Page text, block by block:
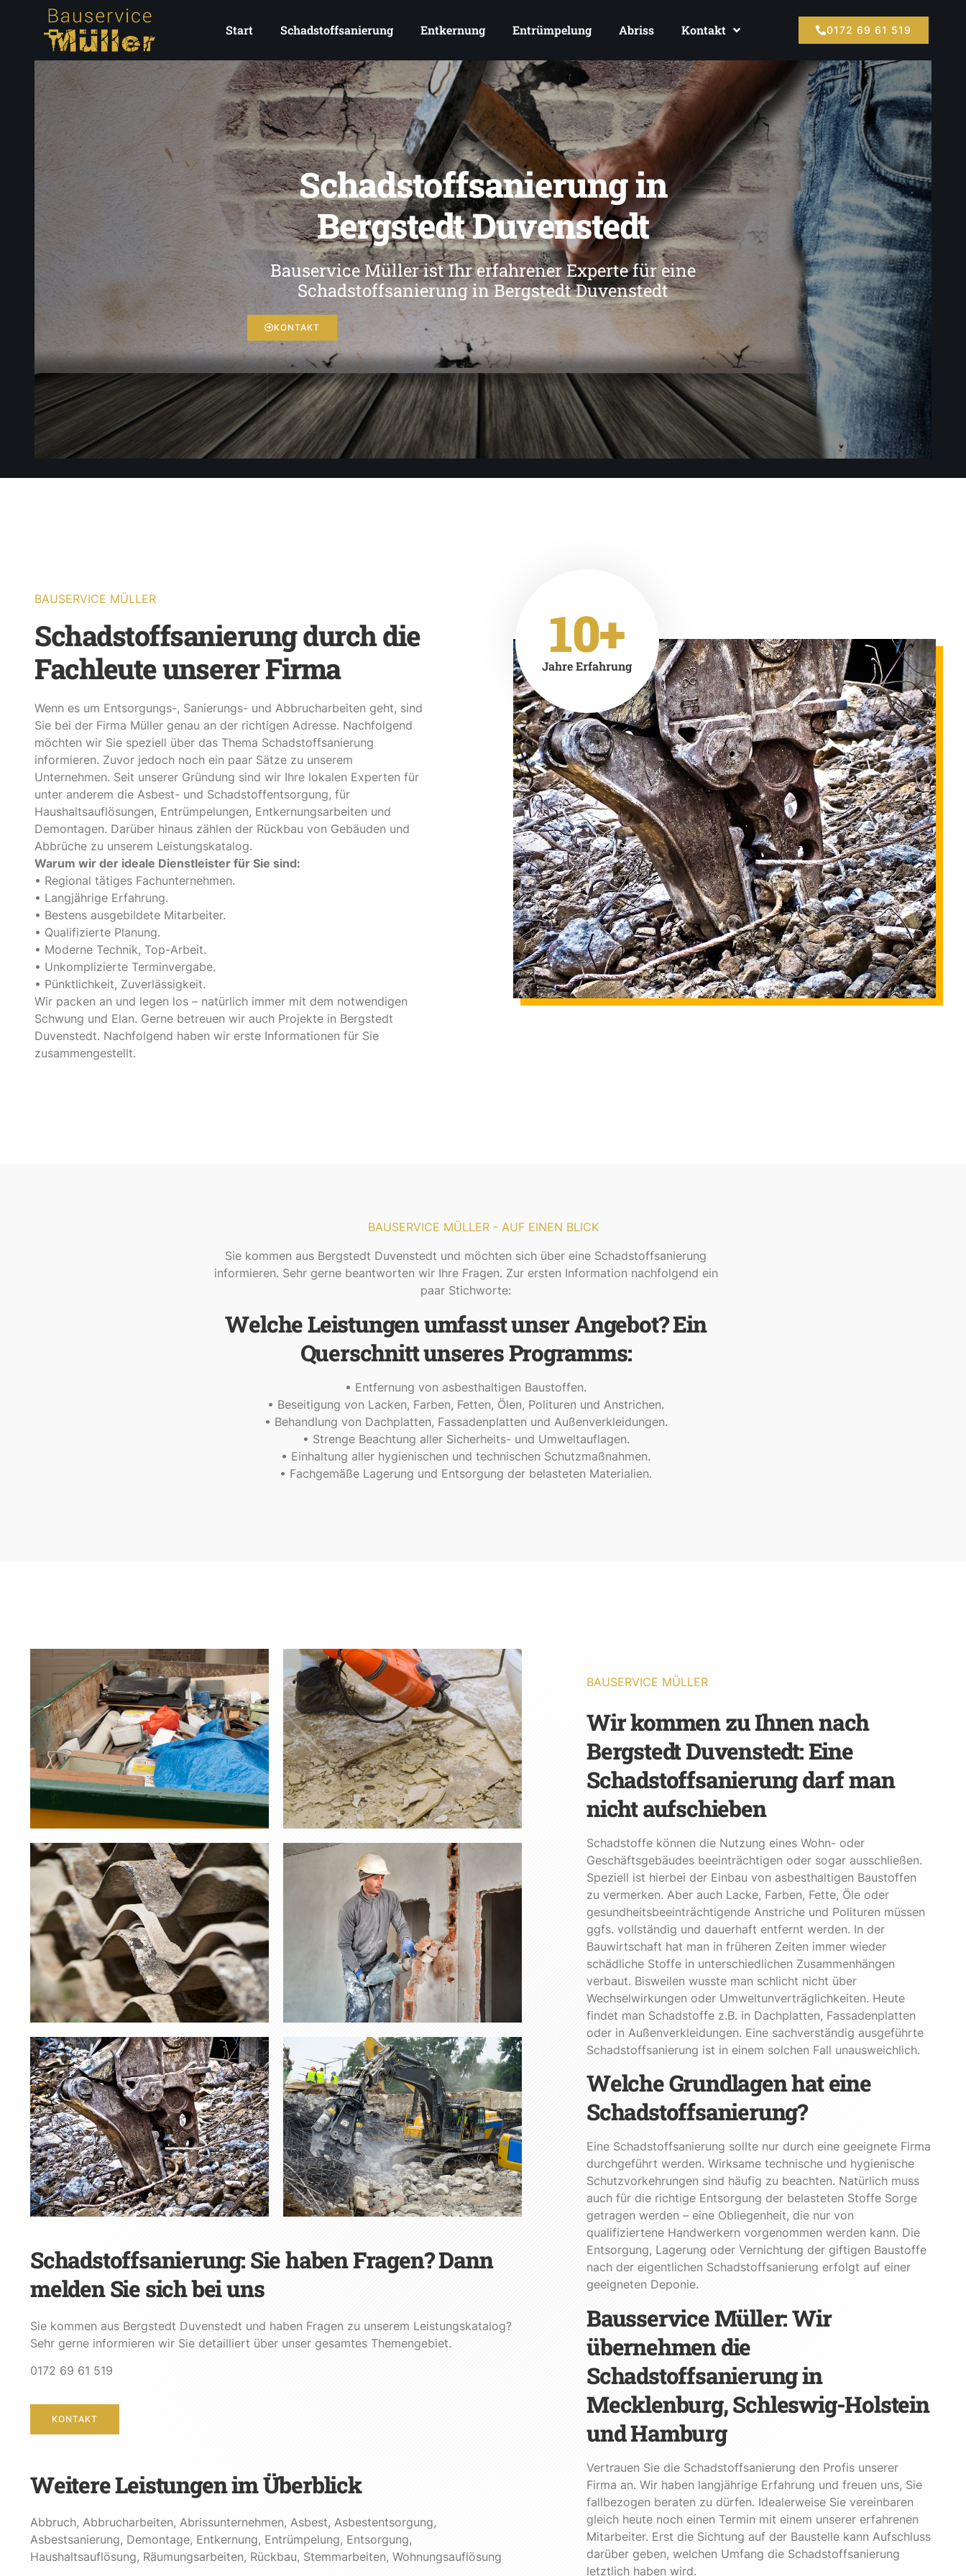
Start Schadstoffsanierung Entkernung Entrümpelung Abriss Kontakt 0172 69 61 519
Schadstoffsanierung in
Bergstedt Duvenstedt
Bauservice Müller ist Ihr erfahrener Experte für eine
Schadstoffsanierung in Bergstedt Duvenstedt
KONTAKT
BAUSERVICE MÜLLER
Schadstoffsanierung durch die
Fachleute unserer Firma
Wenn es um Entsorgungs-, Sanierungs- und Abbrucharbeiten geht, sind
Sie bei der Firma Müller genau an der richtigen Adresse. Nachfolgend
möchten wir Sie speziell über das Thema Schadstoffsanierung
informieren. Zuvor jedoch noch ein paar Sätze zu unserem
Unternehmen. Seit unserer Gründung sind wir Ihre lokalen Experten für
unter anderem die Asbest- und Schadstoffentsorgung, für
Haushaltsauflösungen, Entrümpelungen, Entkernungsarbeiten und
Demontagen. Darüber hinaus zählen der Rückbau von Gebäuden und
Abbrüche zu unserem Leistungskatalog.
Warum wir der ideale Dienstleister für Sie sind:
• Regional tätiges Fachunternehmen.
• Langjährige Erfahrung.
• Bestens ausgebildete Mitarbeiter.
• Qualifizierte Planung.
• Moderne Technik, Top-Arbeit.
• Unkomplizierte Terminvergabe.
• Pünktlichkeit, Zuverlässigkeit.
Wir packen an und legen los – natürlich immer mit dem notwendigen
Schwung und Elan. Gerne betreuen wir auch Projekte in Bergstedt
Duvenstedt. Nachfolgend haben wir erste Informationen für Sie
zusammengestellt.
10+
Jahre Erfahrung
BAUSERVICE MÜLLER - AUF EINEN BLICK
Sie kommen aus Bergstedt Duvenstedt und möchten sich über eine Schadstoffsanierung
informieren. Sehr gerne beantworten wir Ihre Fragen. Zur ersten Information nachfolgend ein
paar Stichworte:
Welche Leistungen umfasst unser Angebot? Ein
Querschnitt unseres Programms:
• Entfernung von asbesthaltigen Baustoffen.
• Beseitigung von Lacken, Farben, Fetten, Ölen, Polituren und Anstrichen.
• Behandlung von Dachplatten, Fassadenplatten und Außenverkleidungen.
• Strenge Beachtung aller Sicherheits- und Umweltauflagen.
• Einhaltung aller hygienischen und technischen Schutzmaßnahmen.
• Fachgemäße Lagerung und Entsorgung der belasteten Materialien.
Schadstoffsanierung: Sie haben Fragen? Dann
melden Sie sich bei uns
Sie kommen aus Bergstedt Duvenstedt und haben Fragen zu unserem Leistungskatalog?
Sehr gerne informieren wir Sie detailliert über unser gesamtes Themengebiet.
0172 69 61 519
KONTAKT
Weitere Leistungen im Überblick
Abbruch, Abbrucharbeiten, Abrissunternehmen, Asbest, Asbestentsorgung,
Asbestsanierung, Demontage, Entkernung, Entrümpelung, Entsorgung,
Haushaltsauflösung, Räumungsarbeiten, Rückbau, Stemmarbeiten, Wohnungsauflösung
BAUSERVICE MÜLLER
Wir kommen zu Ihnen nach
Bergstedt Duvenstedt: Eine
Schadstoffsanierung darf man
nicht aufschieben
Schadstoffe können die Nutzung eines Wohn- oder
Geschäftsgebäudes beeinträchtigen oder sogar ausschließen.
Speziell ist hierbei der Einbau von asbesthaltigen Baustoffen
zu vermerken. Aber auch Lacke, Farben, Fette, Öle oder
gesundheitsbeeinträchtigende Anstriche und Polituren müssen
ggfs. vollständig und dauerhaft entfernt werden. In der
Bauwirtschaft hat man in früheren Zeiten immer wieder
schädliche Stoffe in unterschiedlichen Zusammenhängen
verbaut. Bisweilen wusste man schlicht nicht über
Wechselwirkungen oder Umweltunverträglichkeiten. Heute
findet man Schadstoffe z.B. in Dachplatten, Fassadenplatten
oder in Außenverkleidungen. Eine sachverständig ausgeführte
Schadstoffsanierung ist in einem solchen Fall unausweichlich.
Welche Grundlagen hat eine
Schadstoffsanierung?
Eine Schadstoffsanierung sollte nur durch eine geeignete Firma
durchgeführt werden. Wirksame technische und hygienische
Schutzvorkehrungen sind häufig zu beachten. Natürlich muss
auch für die richtige Entsorgung der belasteten Stoffe Sorge
getragen werden – eine Obliegenheit, die nur von
qualifiziertene Handwerkern vorgenommen werden kann. Die
Entsorgung, Lagerung oder Vernichtung der giftigen Baustoffe
nach der eigentlichen Schadstoffsanierung erfolgt auf einer
geeigneten Deponie.
Bausservice Müller: Wir
übernehmen die
Schadstoffsanierung in
Mecklenburg, Schleswig-Holstein
und Hamburg
Vertrauen Sie die Schadstoffsanierung den Profis unserer
Firma an. Wir haben langjährige Erfahrung und freuen uns, Sie
fallbezogen beraten zu dürfen. Idealerweise Sie vereinbaren
gleich heute noch einen Termin mit einem unserer erfahrenen
Mitarbeiter. Erst die Sichtung auf der Baustelle kann Aufschluss
darüber geben, welchen Umfang die Schadstoffsanierung
letztlich haben wird.